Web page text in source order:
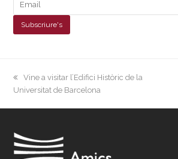
previous
post:
Vine a visitar l’Edifici Històric de la
Universitat de Barcelona